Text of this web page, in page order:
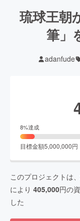
琉球王朝
筆」
adanfude
8%達成
目標金額5,000,000円
このプロジェクトは、
により 405,000円の
した